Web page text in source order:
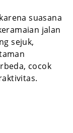
suasana
jalan
sejuk,
cocok